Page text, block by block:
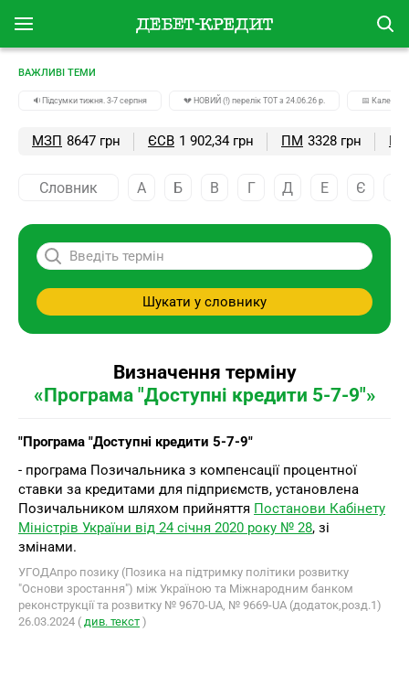
ВАЖЛИВІ ТЕМИ
🔉Підсумки тижня. 3-7 серпня 💔 НОВИЙ (!) перелік ТОТ з 24.06.26 р. 📅
МЗП 8647 грн ЄСВ 1 902,34 грн ПМ 3328 грн
Словник А Б В Г Д Е Є
Шукати у словнику
Визначення терміну
«Програма "Доступні кредити 5-7-9"»
"Програма "Доступні кредити 5-7-9"
- програма Позичальника з компенсації процентної
ставки за кредитами для підприємств, установлена
Позичальником шляхом прийняття Постанови Кабінету
Міністрів України від 24 січня 2020 року № 28, зі
змінами.
УГОДАпро позику (Позика на підтримку політики розвитку
"Основи зростання") між Україною та Міжнародним банком
реконструкції та розвитку № 9670-UA, № 9669-UA (додаток,розд.1)
26.03.2024 ( див. текст )